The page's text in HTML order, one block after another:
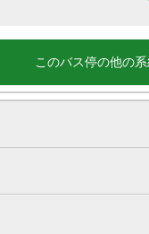
このバス停の他の